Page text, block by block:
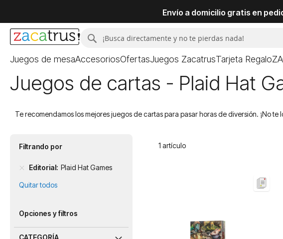
Envío a domicilio gratis en
Buscar
Juegos de mesaAccesoriosOfertasJuegos ZacatrusTarjeta Regalo
Juegos de cartas - Plaid Hat
Te recomendamos los mejores juegos de cartas para pasar horas de diversión. ¡No te
1 artículo
Filtrando por
Editorial Plaid Hat Games
Quitar todos
Opciones y filtros
CATEGORÍA